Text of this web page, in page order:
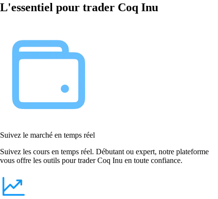
L'essentiel pour trader Coq Inu
Suivez le marché en temps réel
Suivez les cours en temps réel. Débutant ou expert, notre plateforme
vous offre les outils pour trader Coq Inu en toute confiance.